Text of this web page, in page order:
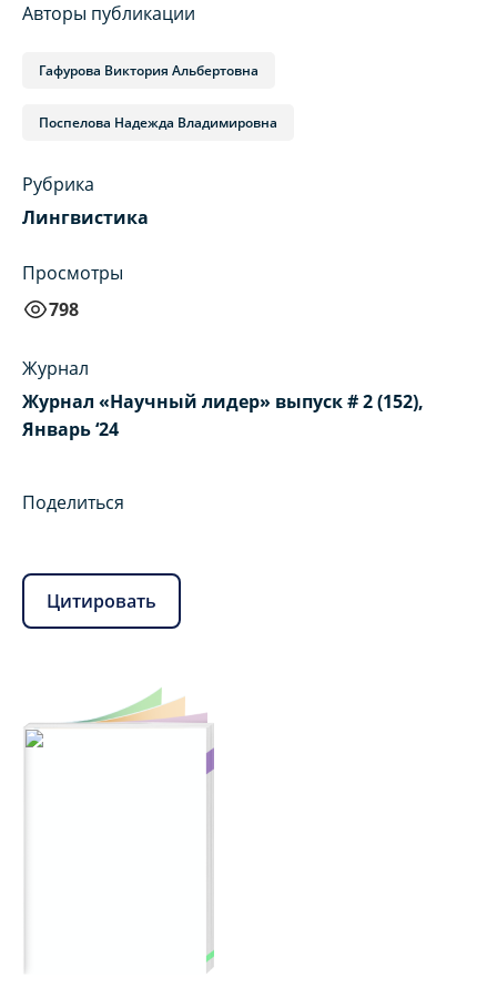
Авторы публикации
Гафурова Виктория Альбертовна
Поспелова Надежда Владимировна
Рубрика
Лингвистика
Просмотры
798
Журнал
Журнал «Научный лидер» выпуск # 2 (152),
Январь ‘24
Поделиться
Цитировать